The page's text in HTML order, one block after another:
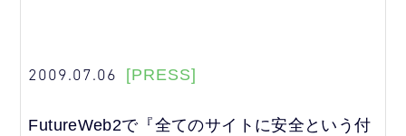
2009.07.06 [PRESS]
FutureWeb2で『全てのサイトに安全という付